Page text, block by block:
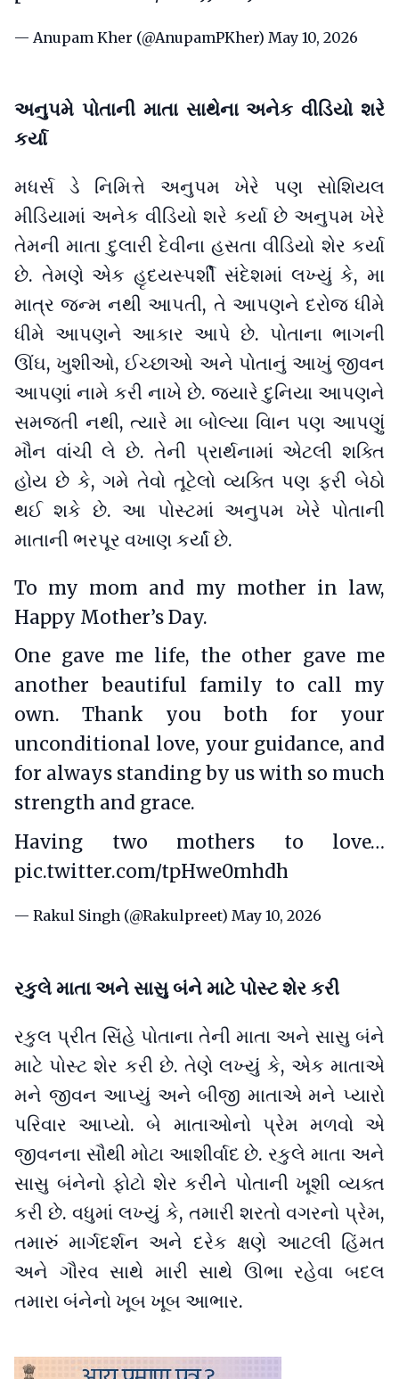
— Anupam Kher (@AnupamPKher) May 10, 2026
અનુપમે પોતાની માતા સાથેના અનેક વીડિયો શરે
કર્યા
મધર્સ ડે નિમિત્તે અનુપમ ખેરે પણ સોશિયલ
મીડિયામાં અનેક વીડિયો શરે કર્યા છે અનુપમ ખેરે
તેમની માતા દુલારી દેવીના હસતા વીડિયો શેર કર્યા
છે. તેમણે એક હૃદયસ્પર્શી સંદેશમાં લખ્યું કે, મા
માત્ર જન્મ નથી આપતી, તે આપણને દરોજ ધીમે
ધીમે આપણને આકાર આપે છે. પોતાના ભાગની
ઊંઘ, ખુશીઓ, ઈચ્છાઓ અને પોતાનું આખું જીવન
આપણાં નામે કરી નાખે છે. જ્યારે દુનિયા આપણને
સમજતી નથી, ત્યારે મા બોલ્યા વિાન પણ આપણું
મૌન વાંચી લે છે. તેની પ્રાર્થનામાં એટલી શક્તિ
હોય છે કે, ગમે તેવો તૂટેલો વ્યક્તિ પણ ફરી બેઠો
થઈ શકે છે. આ પોસ્ટમાં અનુપમ ખેરે પોતાની
માતાની ભરપૂર વખાણ કર્યાં છે.
To my mom and my mother in law,
Happy Mother’s Day.
One gave me life, the other gave me
another beautiful family to call my
own. Thank you both for your
unconditional love, your guidance, and
for always standing by us with so much
strength and grace.
Having two mothers to love…
pic.twitter.com/tpHwe0mhdh
— Rakul Singh (@Rakulpreet) May 10, 2026
રકુલે માતા અને સાસુ બંને માટે પોસ્ટ શેર કરી
રકુલ પ્રીત સિંહે પોતાના તેની માતા અને સાસુ બંને
માટે પોસ્ટ શેર કરી છે. તેણે લખ્યું કે, એક માતાએ
મને જીવન આપ્યું અને બીજી માતાએ મને પ્યારો
પરિવાર આપ્યો. બે માતાઓનો પ્રેમ મળવો એ
જીવનના સૌથી મોટા આશીર્વાદ છે. રકુલે માતા અને
સાસુ બંનેનો ફોટો શેર કરીને પોતાની ખૂશી વ્યક્ત
કરી છે. વધુમાં લખ્યું કે, તમારી શરતો વગરનો પ્રેમ,
તમારું માર્ગદર્શન અને દરેક ક્ષણે આટલી હિંમત
અને ગૌરવ સાથે મારી સાથે ઊભા રહેવા બદલ
તમારા બંનેનો ખૂબ ખૂબ આભાર.